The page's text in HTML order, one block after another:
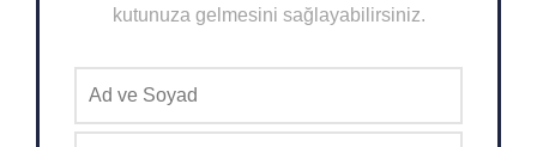
kutunuza gelmesini sağlayabilirsiniz.